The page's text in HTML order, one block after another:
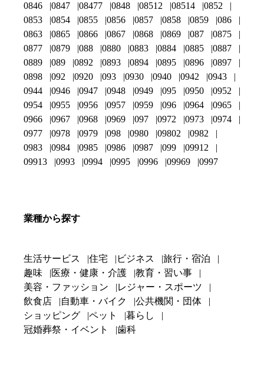
0846
0847 08477 0848 08512 08514
0852
0853
0854 0855 0856 0857 0858 0859
086
0863
0865 0866 0867 0868 0869 087
0875
0877
0879 088 0880 0883 0884 0885
0887
0889
089 0892 0893 0894 0895 0896
0897
0898
092 0920 093 0930 0940 0942
0943
0944
0946 0947 0948 0949 095 0950
0952
0954
0955 0956 0957 0959 096 0964
0965
0966
0967 0968 0969 097 0972 0973
0974
0977
0978 0979 098 0980 09802
0982
0983
0984 0985 0986 0987 099
09912
09913
0993 0994 0995 0996 09969 0997
業種から探す
生活サービス 住宅 ビジネス
旅行・宿泊
趣味
医療・健康・介護
教育・習い事
美容・ファッション
レジャー・スポーツ
飲食店
自動車・バイク
公共機関・団体
ショッピング
ペット
暮らし
冠婚葬祭・イベント
歯科